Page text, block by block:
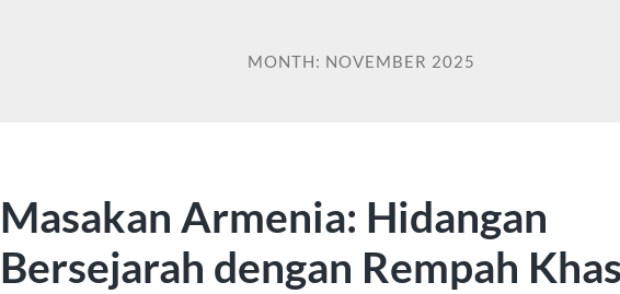
MONTH: NOVEMBER 2025
Masakan Armenia: Hidangan
Bersejarah dengan Rempah Khas